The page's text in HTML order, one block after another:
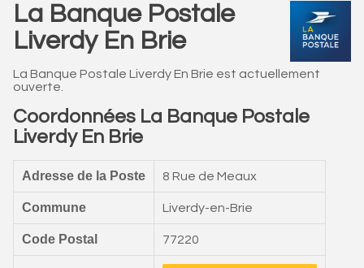
La Banque Postale
Liverdy En Brie
La Banque Postale Liverdy En Brie est actuellement
ouverte.
Coordonnées La Banque Postale
Liverdy En Brie
Adresse de la Poste 8 Rue de Meaux
Commune Liverdy-en-Brie
Code Postal 77220